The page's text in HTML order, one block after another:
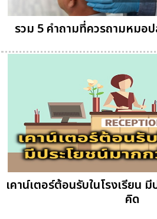
รวม 5 คำถามที่ควรถามหมอ
เคาน์เตอร์ต้อนรับในโรงเรียน
คิด